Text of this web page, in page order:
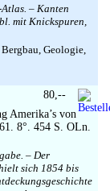
– Kanten
mit Knickspuren,
Geologie,
Amerika’s von
8°. 454 S. OLn.
– Der
sich 1854 bis
80,--